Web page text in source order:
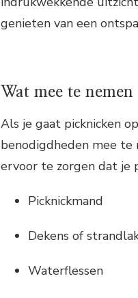
genieten van een
Wat mee te nemen
Als je gaat picknicken
benodigdheden mee te
ervoor te zorgen dat je
Picknickmand
Dekens of
Waterflessen